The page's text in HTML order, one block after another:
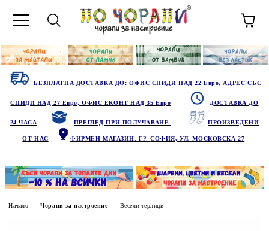
БЕЗПЛАТНА ДОСТАВКА ДО: ОФИС СПИДИ НАД 22 Евро, АДРЕС СЪС
СПИДИ НАД 27 Евро, ОФИС ЕКОНТ НАД 35 Евро ДОСТАВКА ДО
24 ЧАСА ПРЕГЛЕД ПРИ ПОЛУЧАВАНЕ ПРОИЗВЕДЕНИ
ОТ НАС ФИРМЕН МАГАЗИН: ГР.СОФИЯ, УЛ. МОСКОВСКА 27
Начало Чорапи за настроение Весели терлици